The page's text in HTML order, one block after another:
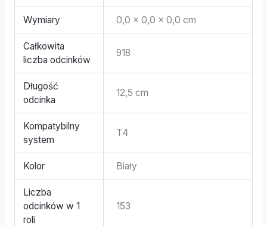
Wymiary 0,0 × 0,0 × 0,0 cm
Całkowita
liczba odcinków
918
Długość
odcinka
12,5 cm
Kompatybilny
system
T4
Kolor Biały
Liczba
odcinków w 1
roli
153